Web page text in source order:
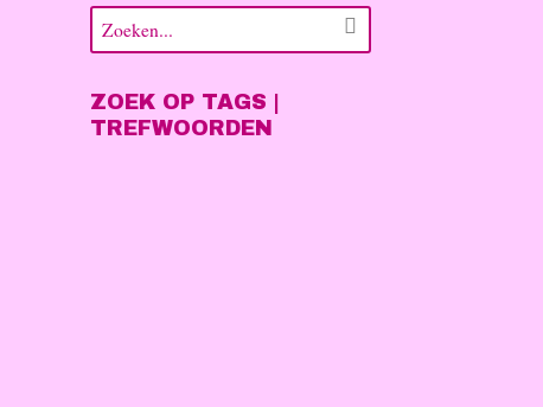
ZOEK OP TAGS |
TREFWOORDEN